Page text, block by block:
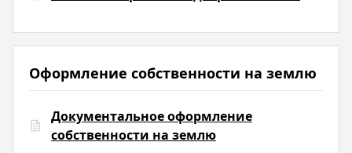
Оформление собственности на землю
Документальное оформление
собственности на землю